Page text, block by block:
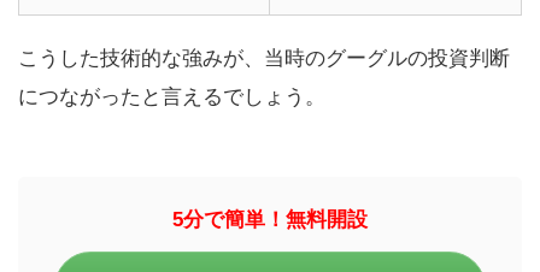
こうした技術的な強みが、当時のグーグルの投資判断
につながったと言えるでしょう。
5分で簡単！無料開設